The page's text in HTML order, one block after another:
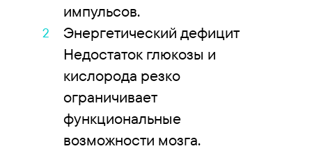
импульсов.
Энергетический дефицит
Недостаток глюкозы и
кислорода резко
ограничивает
функциональные
возможности мозга.